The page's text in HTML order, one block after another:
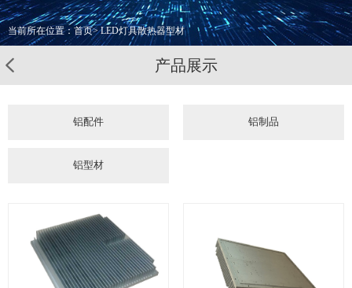
新闻资讯
服务支持
当前所在位置： 首页>LED灯具散热器型材
产品展示
铝配件 铝制品
铝型材